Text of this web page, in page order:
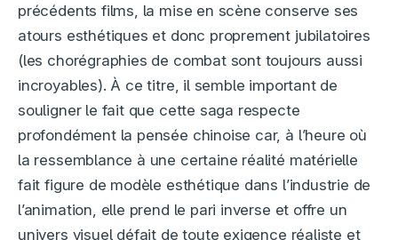
précédents films, la mise en scène conserve ses
atours esthétiques et donc proprement jubilatoires
(les chorégraphies de combat sont toujours aussi
incroyables). À ce titre, il semble important de
souligner le fait que cette saga respecte
profondément la pensée chinoise car, à l’heure où
la ressemblance à une certaine réalité matérielle
fait figure de modèle esthétique dans l’industrie de
l’animation, elle prend le pari inverse et offre un
univers visuel défait de toute exigence réaliste et